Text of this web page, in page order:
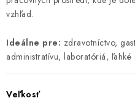
vzhľad.
Ideálne pre: zdravotníctvo,
administratívu, laboratóriá, ľahké
Veľkosť